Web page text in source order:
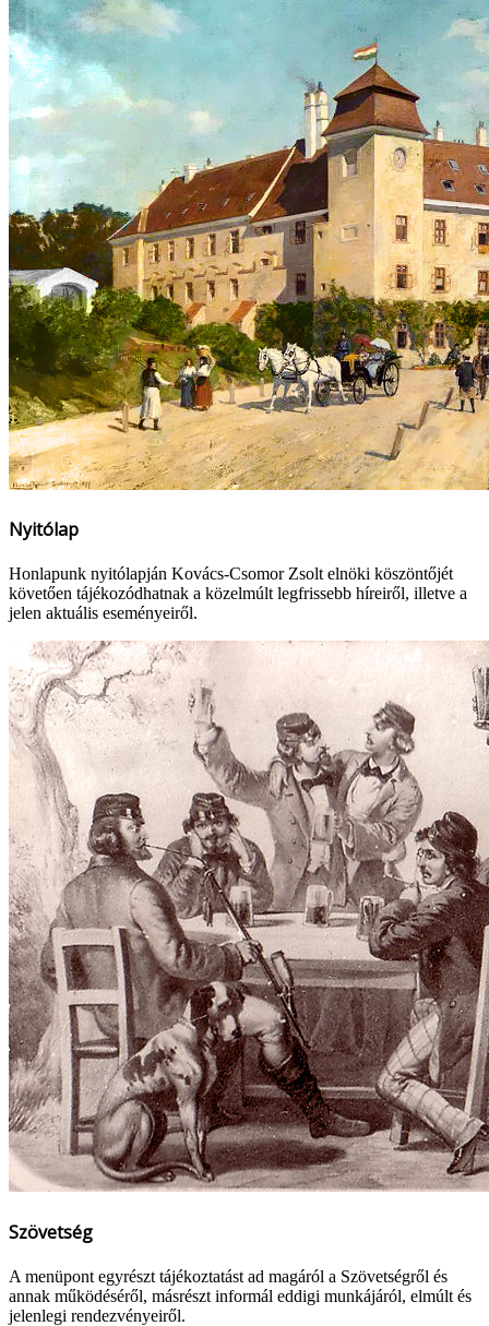
Nyitólap
Honlapunk nyitólapján Kovács-Csomor Zsolt elnöki köszöntőjét
követően tájékozódhatnak a közelmúlt legfrissebb híreiről, illetve a
jelen aktuális eseményeiről.
Szövetség
A menüpont egyrészt tájékoztatást ad magáról a Szövetségről és
annak működéséről, másrészt informál eddigi munkájáról, elmúlt és
jelenlegi rendezvényeiről.